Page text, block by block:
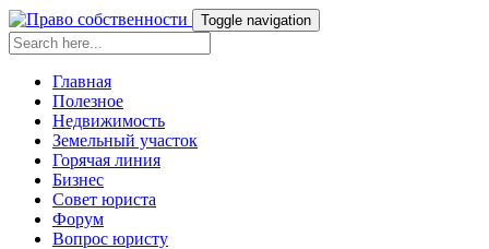
Toggle navigation
Главная
Полезное
Недвижимость
Земельный участок
Горячая линия
Бизнес
Совет юриста
Форум
Вопрос юристу